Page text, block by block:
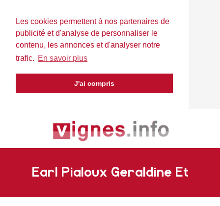
Les cookies permettent à nos partenaires de
publicité et d'analyse de personnaliser le
contenu, les annonces et d'analyser notre
trafic. En savoir plus
J'ai compris
Earl Pialoux Geraldine Et